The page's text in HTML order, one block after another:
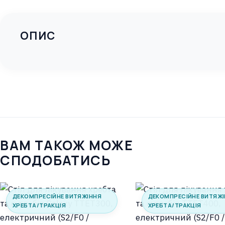
ОПИС
ВАМ ТАКОЖ МОЖЕ
СПОДОБАТИСЬ
ДЕКОМПРЕСІЙНЕ ВИТЯЖІННЯ
ХРЕБТА/ТРАКЦІЯ
ДЕКОМПРЕСІЙНЕ
ХРЕБТА/ТРАКЦІЯ